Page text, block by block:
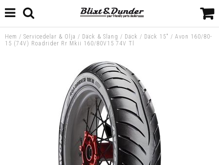
Hem / Servicedelar & Olja / Däck & Slang / Däck / Däck 15" / Avon 160/80-
15 (74V) Roadrider Rr Mkii 160/80V15 74V Tl